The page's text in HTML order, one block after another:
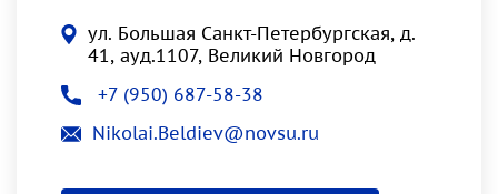
ул. Большая Санкт-Петербургская, д.
41, ауд.1107, Великий Новгород
+7 (950) 687-58-38
Nikolai.Beldiev@novsu.ru